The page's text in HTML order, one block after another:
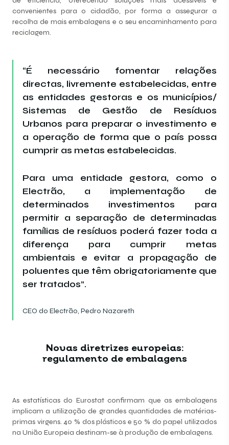
convenientes para o cidadão, por forma a assegurar a
recolha de mais embalagens e o seu encaminhamento para
reciclagem.
“É necessário fomentar relações
directas, livremente estabelecidas, entre
as entidades gestoras e os municípios/
Sistemas de Gestão de Resíduos
Urbanos para preparar o investimento e
a operação de forma que o país possa
cumprir as metas estabelecidas.
Para uma entidade gestora, como o
Electrão, a implementação de
determinados investimentos para
permitir a separação de determinadas
famílias de resíduos poderá fazer toda a
diferença para cumprir metas
ambientais e evitar a propagação de
poluentes que têm obrigatoriamente que
ser tratados”.
CEO do Electrão, Pedro Nazareth
Novas diretrizes europeias:
regulamento de embalagens
As estatísticas do Eurostat confirmam que as embalagens
implicam a utilização de grandes quantidades de matérias-
primas virgens. 40 % dos plásticos e 50 % do papel utilizados
na União Europeia destinam-se à produção de embalagens.